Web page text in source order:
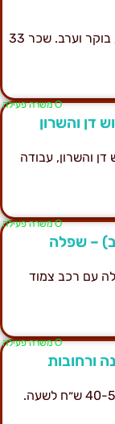
סדרנות סחורה ברשתות שיווק. 3-5 שעות ביום, בוקר וערב. שכר 33
Ο משרה פעילה
והשרון
והשרון, עבודה
Ο משרה פעילה
– שפלה
עם רכב צמוד
Ο משרה פעילה
ורחובות